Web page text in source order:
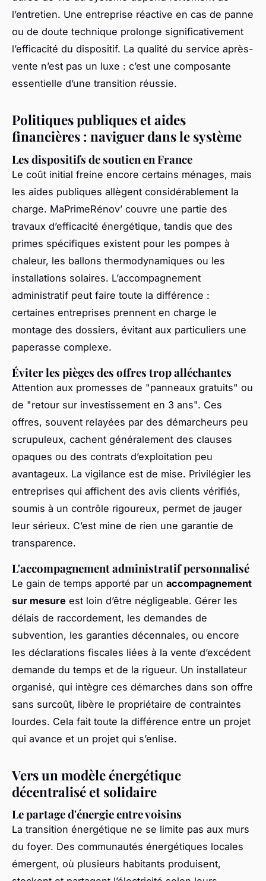
l’entretien. Une entreprise réactive en cas de panne
ou de doute technique prolonge significativement
l’efficacité du dispositif. La qualité du service après-
vente n’est pas un luxe : c’est une composante
essentielle d’une transition réussie.
Politiques publiques et aides
financières : naviguer dans le système
Les dispositifs de soutien en France
Le coût initial freine encore certains ménages, mais
les aides publiques allègent considérablement la
charge. MaPrimeRénov’ couvre une partie des
travaux d’efficacité énergétique, tandis que des
primes spécifiques existent pour les pompes à
chaleur, les ballons thermodynamiques ou les
installations solaires. L’accompagnement
administratif peut faire toute la différence :
certaines entreprises prennent en charge le
montage des dossiers, évitant aux particuliers une
paperasse complexe.
Éviter les pièges des offres trop alléchantes
Attention aux promesses de "panneaux gratuits" ou
de "retour sur investissement en 3 ans". Ces
offres, souvent relayées par des démarcheurs peu
scrupuleux, cachent généralement des clauses
opaques ou des contrats d’exploitation peu
avantageux. La vigilance est de mise. Privilégier les
entreprises qui affichent des avis clients vérifiés,
soumis à un contrôle rigoureux, permet de jauger
leur sérieux. C’est mine de rien une garantie de
transparence.
L'accompagnement administratif personnalisé
Le gain de temps apporté par un accompagnement
sur mesure est loin d’être négligeable. Gérer les
délais de raccordement, les demandes de
subvention, les garanties décennales, ou encore
les déclarations fiscales liées à la vente d’excédent
demande du temps et de la rigueur. Un installateur
organisé, qui intègre ces démarches dans son offre
sans surcoût, libère le propriétaire de contraintes
lourdes. Cela fait toute la différence entre un projet
qui avance et un projet qui s’enlise.
Vers un modèle énergétique
décentralisé et solidaire
Le partage d'énergie entre voisins
La transition énergétique ne se limite pas aux murs
du foyer. Des communautés énergétiques locales
émergent, où plusieurs habitants produisent,